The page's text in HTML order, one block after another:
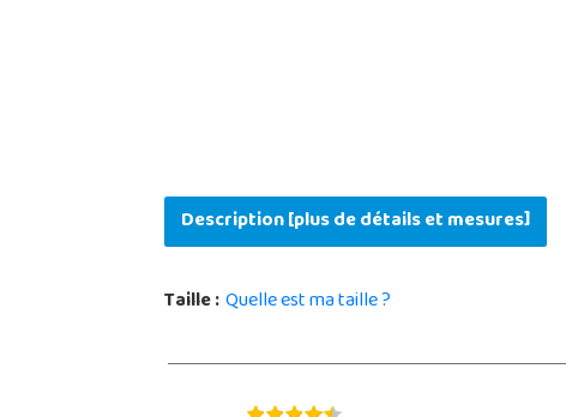
Description [plus de détails et mesures]
Taille :Quelle est ma taille ?